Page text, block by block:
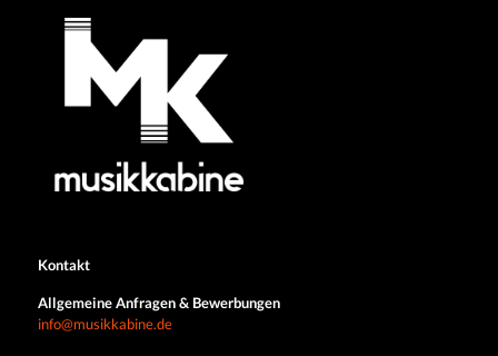
Kontakt
Allgemeine Anfragen & Bewerbungen
info@musikkabine.de